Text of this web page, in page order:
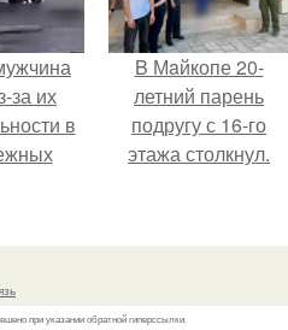
за их
в
B Мaйкопе 20-
летний парень
подругу с 16-го
этажа столкнул.
при указании обратной гиперссылки.